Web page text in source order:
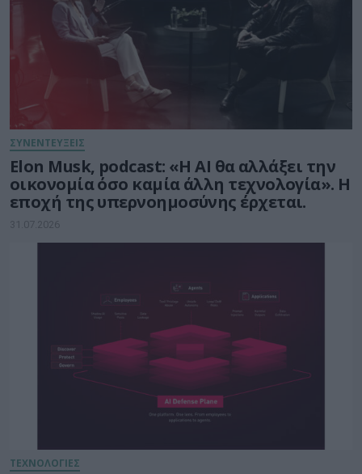
ΣΥΝΕΝΤΕΥΞΕΙΣ
Elon Musk, podcast: «Η AI θα αλλάξει την
οικονομία όσο καμία άλλη τεχνολογία». Η
εποχή της υπερνοημοσύνης έρχεται.
31.07.2026
ΤΕΧΝΟΛΟΓΙΕΣ